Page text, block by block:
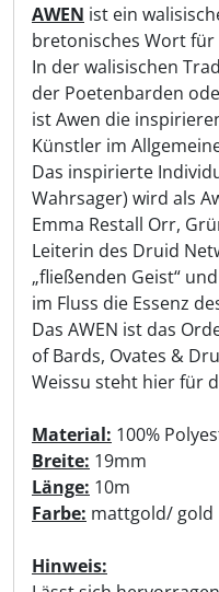
AWEN ist ein
bretonisches Wort
In der walisischen
der Poetenbarden
ist Awen die
Künstler im
Das inspirierte
Wahrsager) wird als
Emma Restall Orr,
Leiterin des Druid
„fließenden Geist“
im Fluss die Essenz
Das AWEN ist das
of Bards, Ovates &
Weissu steht hier für
Material: 100%
Breite: 19mm
Länge: 10m
Farbe: mattgold/ gold
Hinweis: